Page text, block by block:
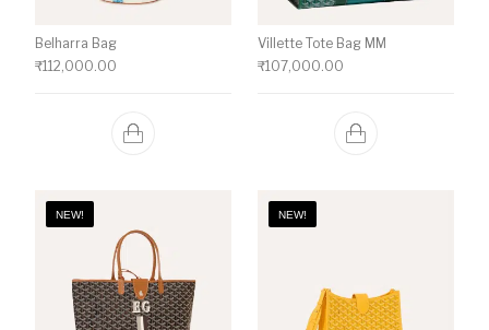
Belharra Bag
₹112,000.00
Villette Tote Bag MM
₹107,000.00
NEW! NEW!